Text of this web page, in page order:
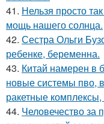
41. Нельзя просто
мощь нашего солнца.
42. Сестра Ольги
ребенке, беременна.
43. Китай намерен в
новые системы пво,
ракетные
44. Человечество за